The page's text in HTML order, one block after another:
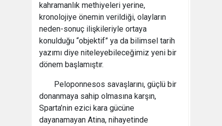
kahramanlık methiyeleri yerine,
kronolojiye önemin verildiği, olayların
neden-sonuç ilişkileriyle ortaya
konulduğu “objektif” ya da bilimsel tarih
yazımı diye niteleyebileceğimiz yeni bir
dönem başlamıştır.
Peloponnesos savaşlarını, güçlü bir
donanmaya sahip olmasına karşın,
Sparta’nin ezici kara gücüne
dayanamayan Atina, nihayetinde